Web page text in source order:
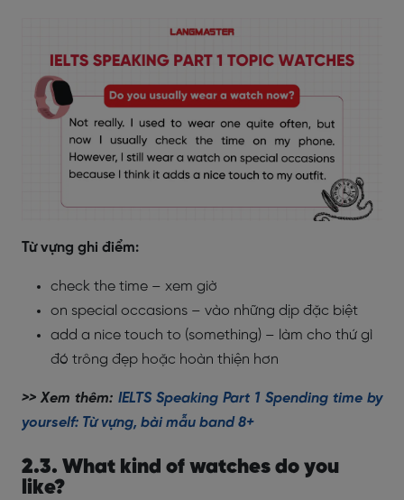
Từ vựng ghi điểm:
check the time – xem giờ
on special occasions – vào những dịp đặc biệt
add a nice touch to (something) – làm cho thứ gì
đó trông đẹp hoặc hoàn thiện hơn
>> Xem thêm: IELTS Speaking Part 1 Spending time by
yourself: Từ vựng, bài mẫu band 8+
2.3. What kind of watches do you
like?